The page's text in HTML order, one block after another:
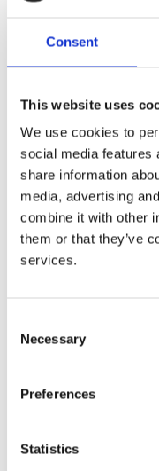
Consent
This website uses
We use cookies to
social media features
share information
media, advertising
combine it with other
them or that they’ve
services.
Selection
Necessary
Preferences
Statistics
Tipo
Tipo de
Tipo
Tipo
Tipo
Tipo
Tipo
Tipo
Tipo 33
Tipo 44
Supervisión e
Acerca
Noticias